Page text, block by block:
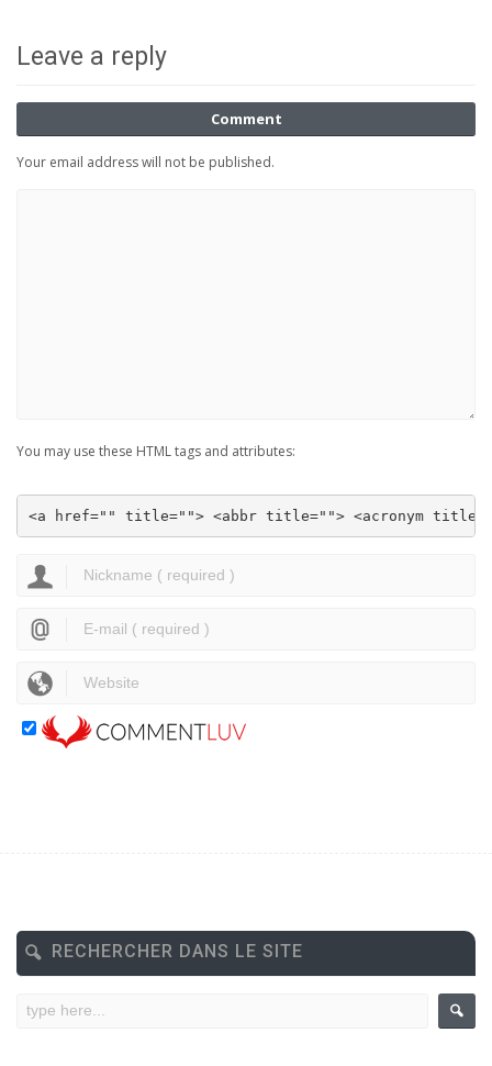
Leave a reply
Comment
Your email address will not be published.
You may use these HTML tags and attributes:
<a href="" title=""> <abbr title=""> <acronym
RECHERCHER DANS LE SITE